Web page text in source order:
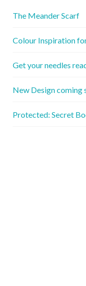
The Meander Scarf
Colour Inspiration
Get your needles
New Design coming
Protected: Secret